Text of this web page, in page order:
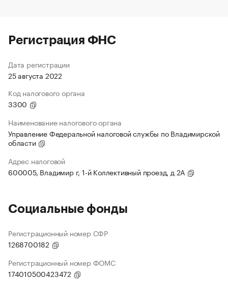
Регистрация ФНС
Дата регистрации
25 августа 2022
Код налогового органа
3300
Наименование налогового органа
Управление Федеральной налоговой службы по Владимирской
области
Адрес налоговой
600005, Владимир г, 1-й Коллективный проезд, д 2А
Социальные фонды
Регистрационный номер СФР
1268700182
Регистрационный номер ФОМС
174010500423472